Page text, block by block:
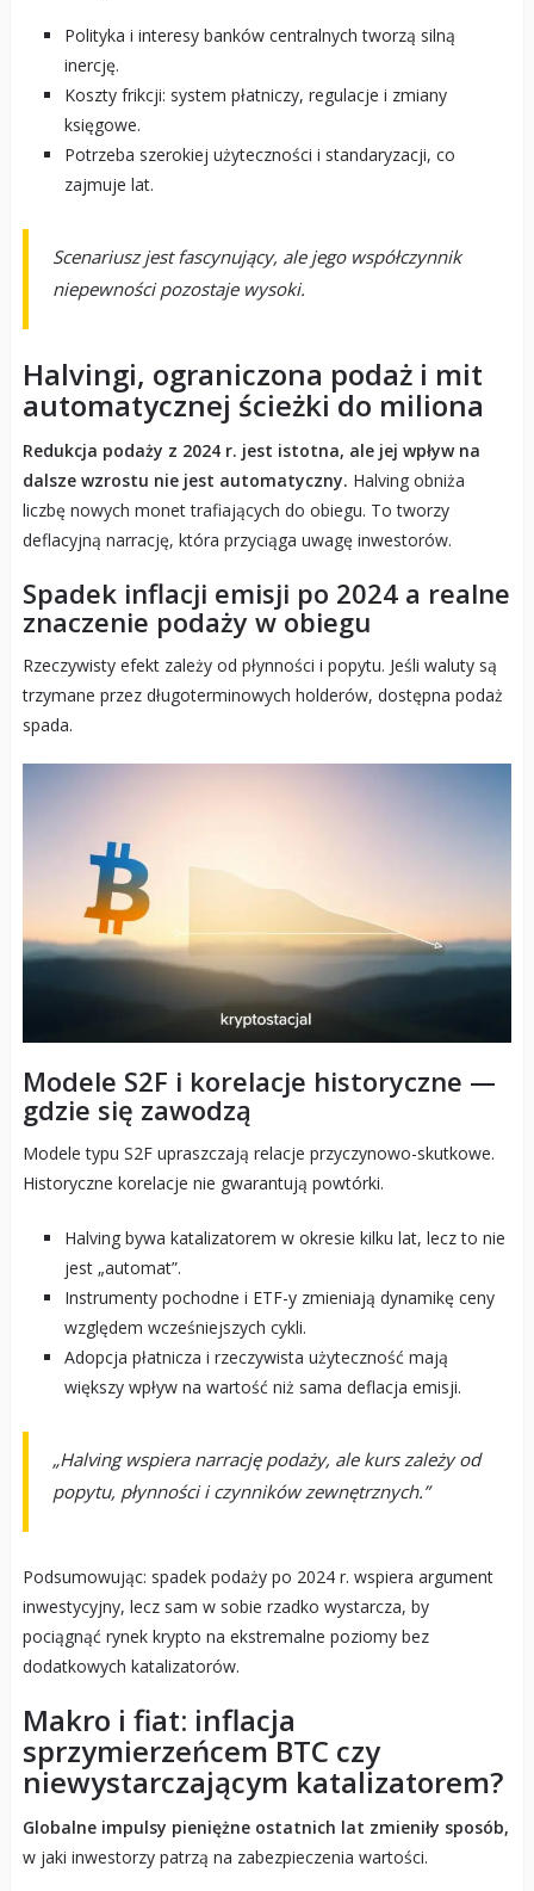
Polityka i interesy banków centralnych tworzą silną
inercję.
Koszty frikcji: system płatniczy, regulacje i zmiany
księgowe.
Potrzeba szerokiej użyteczności i standaryzacji, co
zajmuje lat.
Scenariusz jest fascynujący, ale jego współczynnik
niepewności pozostaje wysoki.
Halvingi, ograniczona podaż i mit
automatycznej ścieżki do miliona
Redukcja podaży z 2024 r. jest istotna, ale jej wpływ na
dalsze wzrostu nie jest automatyczny. Halving obniża
liczbę nowych monet trafiających do obiegu. To tworzy
deflacyjną narrację, która przyciąga uwagę inwestorów.
Spadek inflacji emisji po 2024 a realne
znaczenie podaży w obiegu
Rzeczywisty efekt zależy od płynności i popytu. Jeśli waluty są
trzymane przez długoterminowych holderów, dostępna podaż
spada.
Modele S2F i korelacje historyczne —
gdzie się zawodzą
Modele typu S2F upraszczają relacje przyczynowo-skutkowe.
Historyczne korelacje nie gwarantują powtórki.
Halving bywa katalizatorem w okresie kilku lat, lecz to nie
jest „automat”.
Instrumenty pochodne i ETF-y zmieniają dynamikę ceny
względem wcześniejszych cykli.
Adopcja płatnicza i rzeczywista użyteczność mają
większy wpływ na wartość niż sama deflacja emisji.
„Halving wspiera narrację podaży, ale kurs zależy od
popytu, płynności i czynników zewnętrznych.”
Podsumowując: spadek podaży po 2024 r. wspiera argument
inwestycyjny, lecz sam w sobie rzadko wystarcza, by
pociągnąć rynek krypto na ekstremalne poziomy bez
dodatkowych katalizatorów.
Makro i fiat: inflacja
sprzymierzeńcem BTC czy
niewystarczającym katalizatorem?
Globalne impulsy pieniężne ostatnich lat zmieniły sposób,
w jaki inwestorzy patrzą na zabezpieczenia wartości.